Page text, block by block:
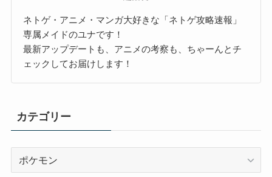
ネトゲ・アニメ・マンガ大好きな「ネトゲ攻略速報」
専属メイドのユナです！
最新アップデートも、アニメの考察も、ちゃーんとチ
ェックしてお届けします！
カテゴリー